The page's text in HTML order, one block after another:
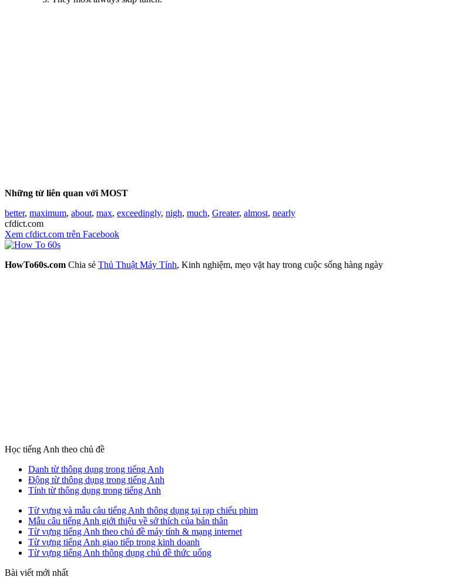
Những từ liên quan với MOST
better, maximum, about, max, exceedingly, nigh, much, Greater, almost, nearly
cfdict.com
Xem cfdict.com trên Facebook
HowTo60s.com Chia sẻ Thủ Thuật Máy Tính, Kinh nghiệm, mẹo vặt hay trong cuộc sống hàng ngày
Học tiếng Anh theo chủ đề
Danh từ thông dụng trong tiếng Anh
Động từ thông dụng trong tiếng Anh
Tính từ thông dụng trong tiếng Anh
Từ vựng và mẫu câu tiếng Anh thông dụng tại rạp chiếu phim
Mẫu câu tiếng Anh giới thiệu về sở thích của bản thân
Từ vựng tiếng Anh theo chủ đề máy tính & mạng internet
Từ vựng tiếng Anh giao tiếp trong kinh doanh
Từ vựng tiếng Anh thông dụng chủ đề thức uống
Bài viết mới nhất